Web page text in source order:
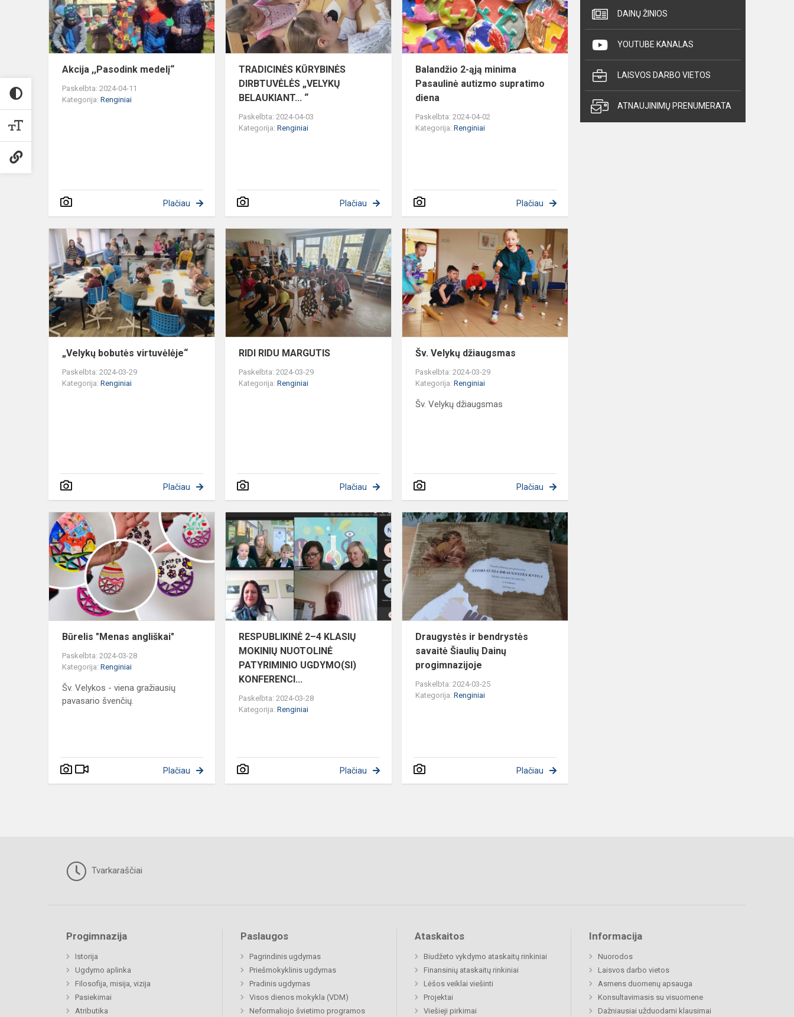
Akcija ,,Pasodink medelį“
Paskelbta: 2024-04-11
Kategorija: Renginiai
Plačiau
BELAUKIANT...
“
TRADICINĖS KŪRYBINĖS
DIRBTUVĖLĖS „VELYKŲ
BELAUKIANT... “
Paskelbta: 2024-04-03
Kategorija:Renginiai
Plačiau
Pasaulinė
autizmo
supratimo
diena
Balandžio 2-ąją minima
Pasaulinė autizmo supratimo
diena
Paskelbta: 2024-04-02
Kategorija:Renginiai
Plačiau
„Velykų
bobutės
virtuvėlėje“
„Velykų bobutės virtuvėlėje“
Paskelbta: 2024-03-29
Kategorija: Renginiai
Plačiau
RIDI
RIDU
MARGUTIS
RIDI RIDU MARGUTIS
Paskelbta: 2024-03-29
Kategorija:Renginiai
Plačiau
Šv.
Velykų
džiaugsmas
Šv. Velykų džiaugsmas
Paskelbta: 2024-03-29
Kategorija:Renginiai
Šv. Velykų džiaugsmas
Plačiau
Būrelis
"Menas
angliškai"
Būrelis "Menas angliškai"
Paskelbta: 2024-03-28
Kategorija: Renginiai
Šv. Velykos - viena gražiausių
pavasario švenčių.
Plačiau
RESPUBLIKINĖ
2–
4
KLASIŲ
MOKINIŲ
NUOTOLINĖ
PATYRIMINIO
UGDYM...
RESPUBLIKINĖ 2–4 KLASIŲ
MOKINIŲ NUOTOLINĖ
PATYRIMINIO UGDYMO(SI)
KONFERENCI...
Paskelbta: 2024-03-28
Kategorija:Renginiai
Plačiau
Draugystės
ir
bendrystės
Draugystės ir bendrystės
savaitė Šiaulių Dainų
progimnazijoje
Paskelbta: 2024-03-25
Kategorija:Renginiai
Plačiau
DAINŲ ŽINIOS
YOUTUBE KANALAS
LAISVOS DARBO VIETOS
ATNAUJINIMŲ PRENUMERATA
Tvarkaraščiai
Progimnazija
Istorija
Ugdymo aplinka
Filosofija, misija, vizija
Pasiekimai
Atributika
Paslaugos
Pagrindinis ugdymas
Priešmokyklinis ugdymas
Pradinis ugdymas
Visos dienos mokykla (VDM)
Neformaliojo švietimo programos
Ataskaitos
Biudžeto vykdymo ataskaitų rinkiniai
Finansinių ataskaitų rinkiniai
Lėšos veiklai viešinti
Projektai
Viešieji pirkimai
Informacija
Nuorodos
Laisvos darbo vietos
Asmens duomenų apsauga
Konsultavimasis su visuomene
Dažniausiai užduodami klausimai